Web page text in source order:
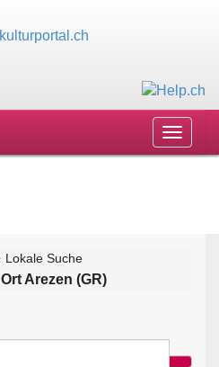
Toggle
Lokale Suche
Ort Arezen (GR)